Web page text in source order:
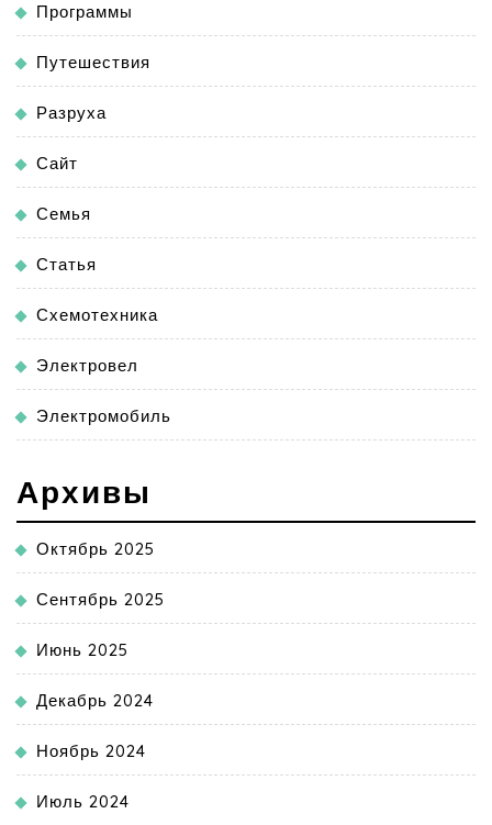
Программы
Путешествия
Разруха
Сайт
Семья
Статья
Схемотехника
Электровел
Электромобиль
Архивы
Октябрь 2025
Сентябрь 2025
Июнь 2025
Декабрь 2024
Ноябрь 2024
Июль 2024